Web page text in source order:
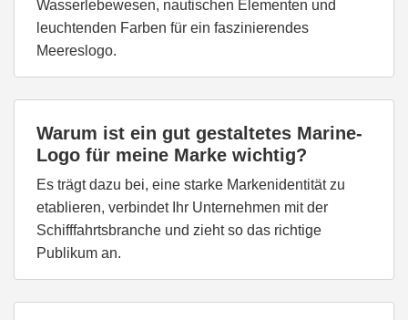
Wasserlebewesen, nautischen Elementen und
leuchtenden Farben für ein faszinierendes
Meereslogo.
Warum ist ein gut gestaltetes Marine-
Logo für meine Marke wichtig?
Es trägt dazu bei, eine starke Markenidentität zu
etablieren, verbindet Ihr Unternehmen mit der
Schifffahrtsbranche und zieht so das richtige
Publikum an.